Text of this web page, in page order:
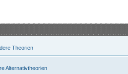
Theorien
Alternativtheorien